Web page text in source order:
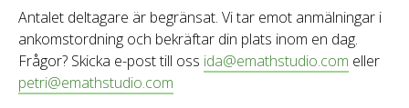
Antalet deltagare är begränsat. Vi tar emot anmälningar i
ankomstordning och bekräftar din plats inom en dag.
Frågor? Skicka e-post till oss ida@emathstudio.com eller
petri@emathstudio.com